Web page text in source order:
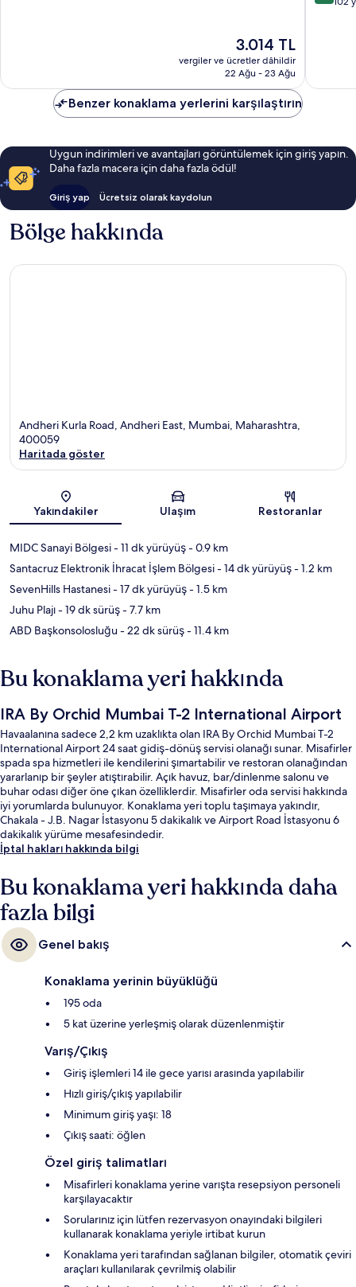
Güncel
fiyat:
3.014 TL
3.014 TL
vergiler ve ücretler dâhildir
22 Ağu - 23 Ağu
Benzer konaklama yerlerini karşılaştırın
Uygun indirimleri ve avantajları görüntülemek için giriş yapın.
Daha fazla macera için daha fazla ödül!
Giriş yap Ücretsiz olarak kaydolun
Bölge hakkında
Andheri Kurla Road, Andheri East, Mumbai, Maharashtra,
400059
Haritada göster
Yakındakiler Ulaşım Restoranlar
MIDC Sanayi Bölgesi- 11 dk yürüyüş- 0.9 km
Santacruz Elektronik İhracat İşlem Bölgesi- 14 dk yürüyüş- 1.2 km
SevenHills Hastanesi- 17 dk yürüyüş- 1.5 km
Juhu Plajı- 19 dk sürüş- 7.7 km
ABD Başkonsolosluğu- 22 dk sürüş- 11.4 km
Bu konaklama yeri hakkında
IRA By Orchid Mumbai T-2 International Airport
Havaalanına sadece 2,2 km uzaklıkta olan IRA By Orchid Mumbai T-2
International Airport 24 saat gidiş-dönüş servisi olanağı sunar. Misafirler
spada spa hizmetleri ile kendilerini şımartabilir ve restoran olanağından
yararlanıp bir şeyler atıştırabilir. Açık havuz, bar/dinlenme salonu ve
buhar odası diğer öne çıkan özelliklerdir. Misafirler oda servisi hakkında
iyi yorumlarda bulunuyor. Konaklama yeri toplu taşımaya yakındır,
Chakala - J.B. Nagar İstasyonu 5 dakikalık ve Airport Road İstasyonu 6
dakikalık yürüme mesafesindedir.
İptal hakları hakkında bilgi
Bu konaklama yeri hakkında daha
fazla bilgi
Genel bakış
Konaklama yerinin büyüklüğü
195 oda
5 kat üzerine yerleşmiş olarak düzenlenmiştir
Varış/Çıkış
Giriş işlemleri 14 ile gece yarısı arasında yapılabilir
Hızlı giriş/çıkış yapılabilir
Minimum giriş yaşı: 18
Çıkış saati: öğlen
Özel giriş talimatları
Misafirleri konaklama yerine varışta resepsiyon personeli
karşılayacaktır
Sorularınız için lütfen rezervasyon onayındaki bilgileri
kullanarak konaklama yeriyle irtibat kurun
Konaklama yeri tarafından sağlanan bilgiler, otomatik çeviri
araçları kullanılarak çevrilmiş olabilir